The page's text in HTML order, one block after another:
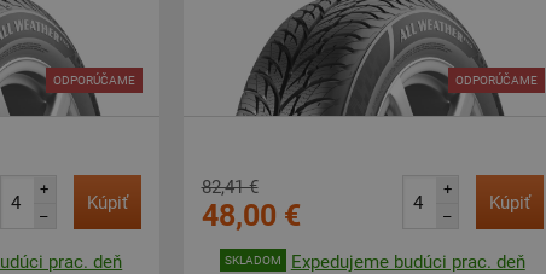
ODPORÚČAME
+
–
Kúpiť
prac. deň
ODPORÚČAME
82,41 €
48,00 €
+
–
Kúpiť
SKLADOM Expedujeme budúci prac. deň